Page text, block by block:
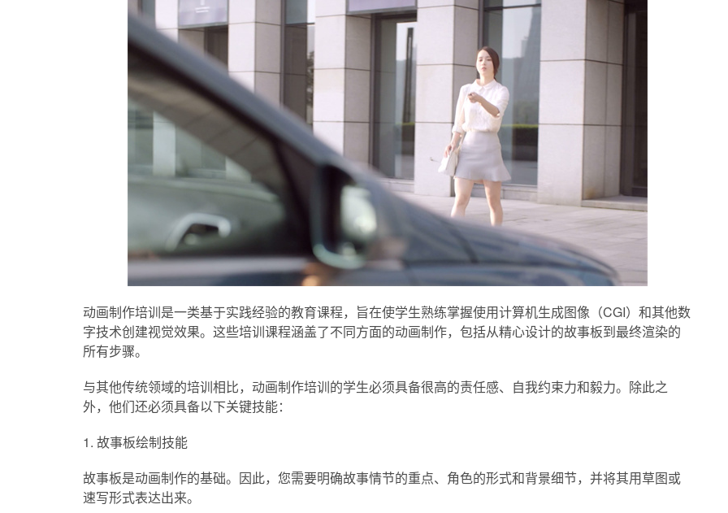
动画制作培训是一类基于实践经验的教育课程，旨在使学生熟练掌握使用计算机生成图像（CGI）和其他数
字技术创建视觉效果。这些培训课程涵盖了不同方面的动画制作，包括从精心设计的故事板到最终渲染的
所有步骤。
与其他传统领域的培训相比，动画制作培训的学生必须具备很高的责任感、自我约束力和毅力。除此之
外，他们还必须具备以下关键技能：
1. 故事板绘制技能
故事板是动画制作的基础。因此，您需要明确故事情节的重点、角色的形式和背景细节，并将其用草图或
速写形式表达出来。